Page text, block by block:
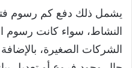
يشمل ذلك دفع كم رسوم
النشاط، سواء كانت رسوم
الشركات الصغيرة،